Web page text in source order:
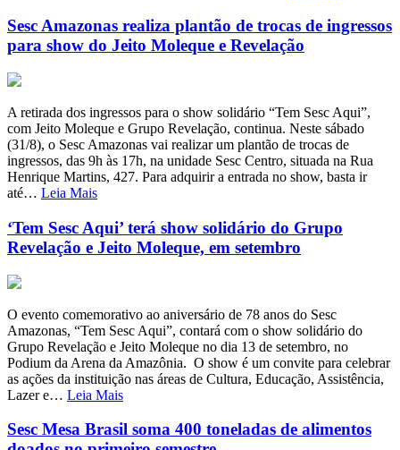
Sesc Amazonas realiza plantão de trocas de ingressos
para show do Jeito Moleque e Revelação
A retirada dos ingressos para o show solidário “Tem Sesc Aqui”,
com Jeito Moleque e Grupo Revelação, continua. Neste sábado
(31/8), o Sesc Amazonas vai realizar um plantão de trocas de
ingressos, das 9h às 17h, na unidade Sesc Centro, situada na Rua
Henrique Martins, 427. Para adquirir a entrada no show, basta ir
até… Leia Mais
‘Tem Sesc Aqui’ terá show solidário do Grupo
Revelação e Jeito Moleque, em setembro
O evento comemorativo ao aniversário de 78 anos do Sesc
Amazonas, “Tem Sesc Aqui”, contará com o show solidário do
Grupo Revelação e Jeito Moleque no dia 13 de setembro, no
Podium da Arena da Amazônia. O show é um convite para celebrar
as ações da instituição nas áreas de Cultura, Educação, Assistência,
Lazer e… Leia Mais
Sesc Mesa Brasil soma 400 toneladas de alimentos